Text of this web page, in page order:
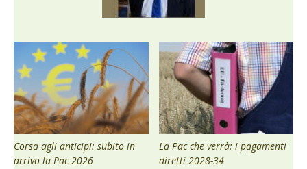
Corsa agli anticipi: subito in
arrivo la Pac 2026
La Pac che verrà: i pagamenti
diretti 2028-34